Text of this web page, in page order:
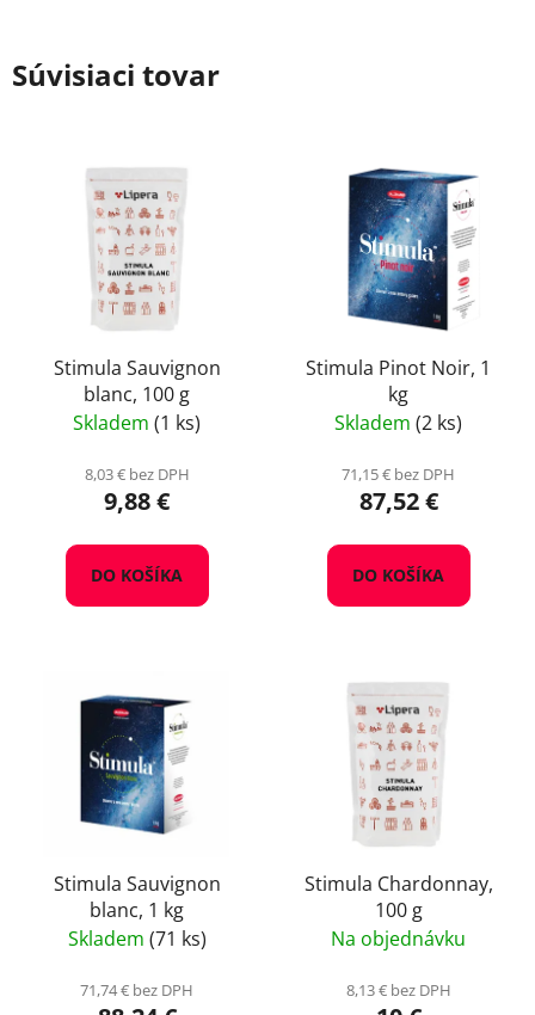
Súvisiaci tovar
Stimula Sauvignon
blanc, 100 g
Skladem (1 ks)
8,03 € bez DPH
9,88 €
DO KOŠÍKA
Stimula Pinot Noir, 1
kg
Skladem (2 ks)
71,15 € bez DPH
87,52 €
DO KOŠÍKA
Stimula Sauvignon
blanc, 1 kg
Skladem (71 ks)
71,74 € bez DPH
Stimula Chardonnay,
100 g
Na objednávku
8,13 € bez DPH